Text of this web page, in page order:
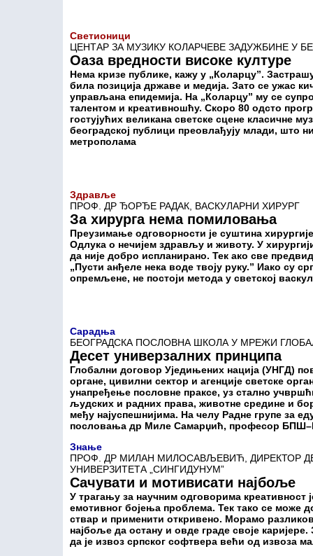
Светионици
ЦЕНТАР ЗА МУЗИКУ КОЛАРЧЕВЕ ЗАДУЖБИНЕ У
Оаза вредности високе културе
Нема кризе публике, кажу у „Коларцу”.
била позиција државе и медија. Зато се ужас
управљана епидемија. На „Коларцу” му се
талентом и креативношћу. Скоро 80 одсто
гостујућих великана светске сцене класичне
београдској публици преовлађују млади, што
метрополама
Здравље
ПРОФ. ДР ЂОРЂЕ РАДАК, ВАСКУЛАРНИ ХИРУРГ
За хирурга нема помиловања
Преузимање одговорности је суштина
Одлука о нечијем здрављу и животу. У
да није добро испланирано. Тек ако све
„Пусти анђеле нека воде твоју руку.” Иако су
опремљене, не постоји метода у светској
Сарадња
БЕОГРАДСКА ПОСЛОВНА ШКОЛА У МРЕЖИ
Десет универзалних принципа
Глобални договор Уједињених нација (УНГД)
органе, цивилни сектор и агенције светске
унапређење пословне праксе, уз стално
људских и радних права, животне средине и
међу најуспешнијима. На челу Радне групе за
пословања др Миле Самарџић, професор
Знање
ПРОФ. ДР МИЛАН МИЛОСАВЉЕВИЋ, ДИРЕКТОР
УНИВЕРЗИТЕТА „СИНГИДУНУМ”
Сачувати и мотивисати најбоље
У трагању за научним одговорима креативност
емотивног бојења проблема. Тек тако се може
ствар и применити откривено. Морамо
најбоље да остану и овде граде своје
да је извоз српског софтвера већи од извоза